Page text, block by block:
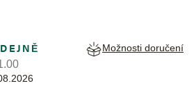
Možnosti doručení